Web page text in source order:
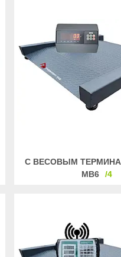
С ВЕСОВЫМ
MB6
4